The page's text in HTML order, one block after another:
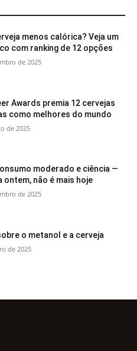
menos calórica? Veja um
com ranking de 12 opções
de 2025
Awards premia 12 cervejas
como melhores do mundo
de 2025
moderado e ciência —
ontem, não é mais hoje
de 2025
o metanol e a cerveja
de 2025